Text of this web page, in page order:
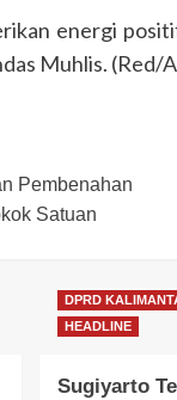
energi
Muhlis. (Red/
Pembenahan
Satuan
DPRD
HEADLINE
Sugiyarto